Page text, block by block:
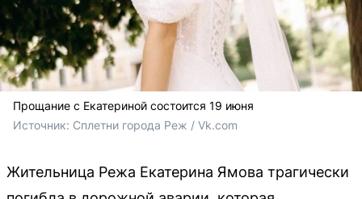
Прощание с Екатериной состоится 19 июня
Источник: Сплетни города Реж / Vk.com
Жительница Режа Екатерина Ямова трагически